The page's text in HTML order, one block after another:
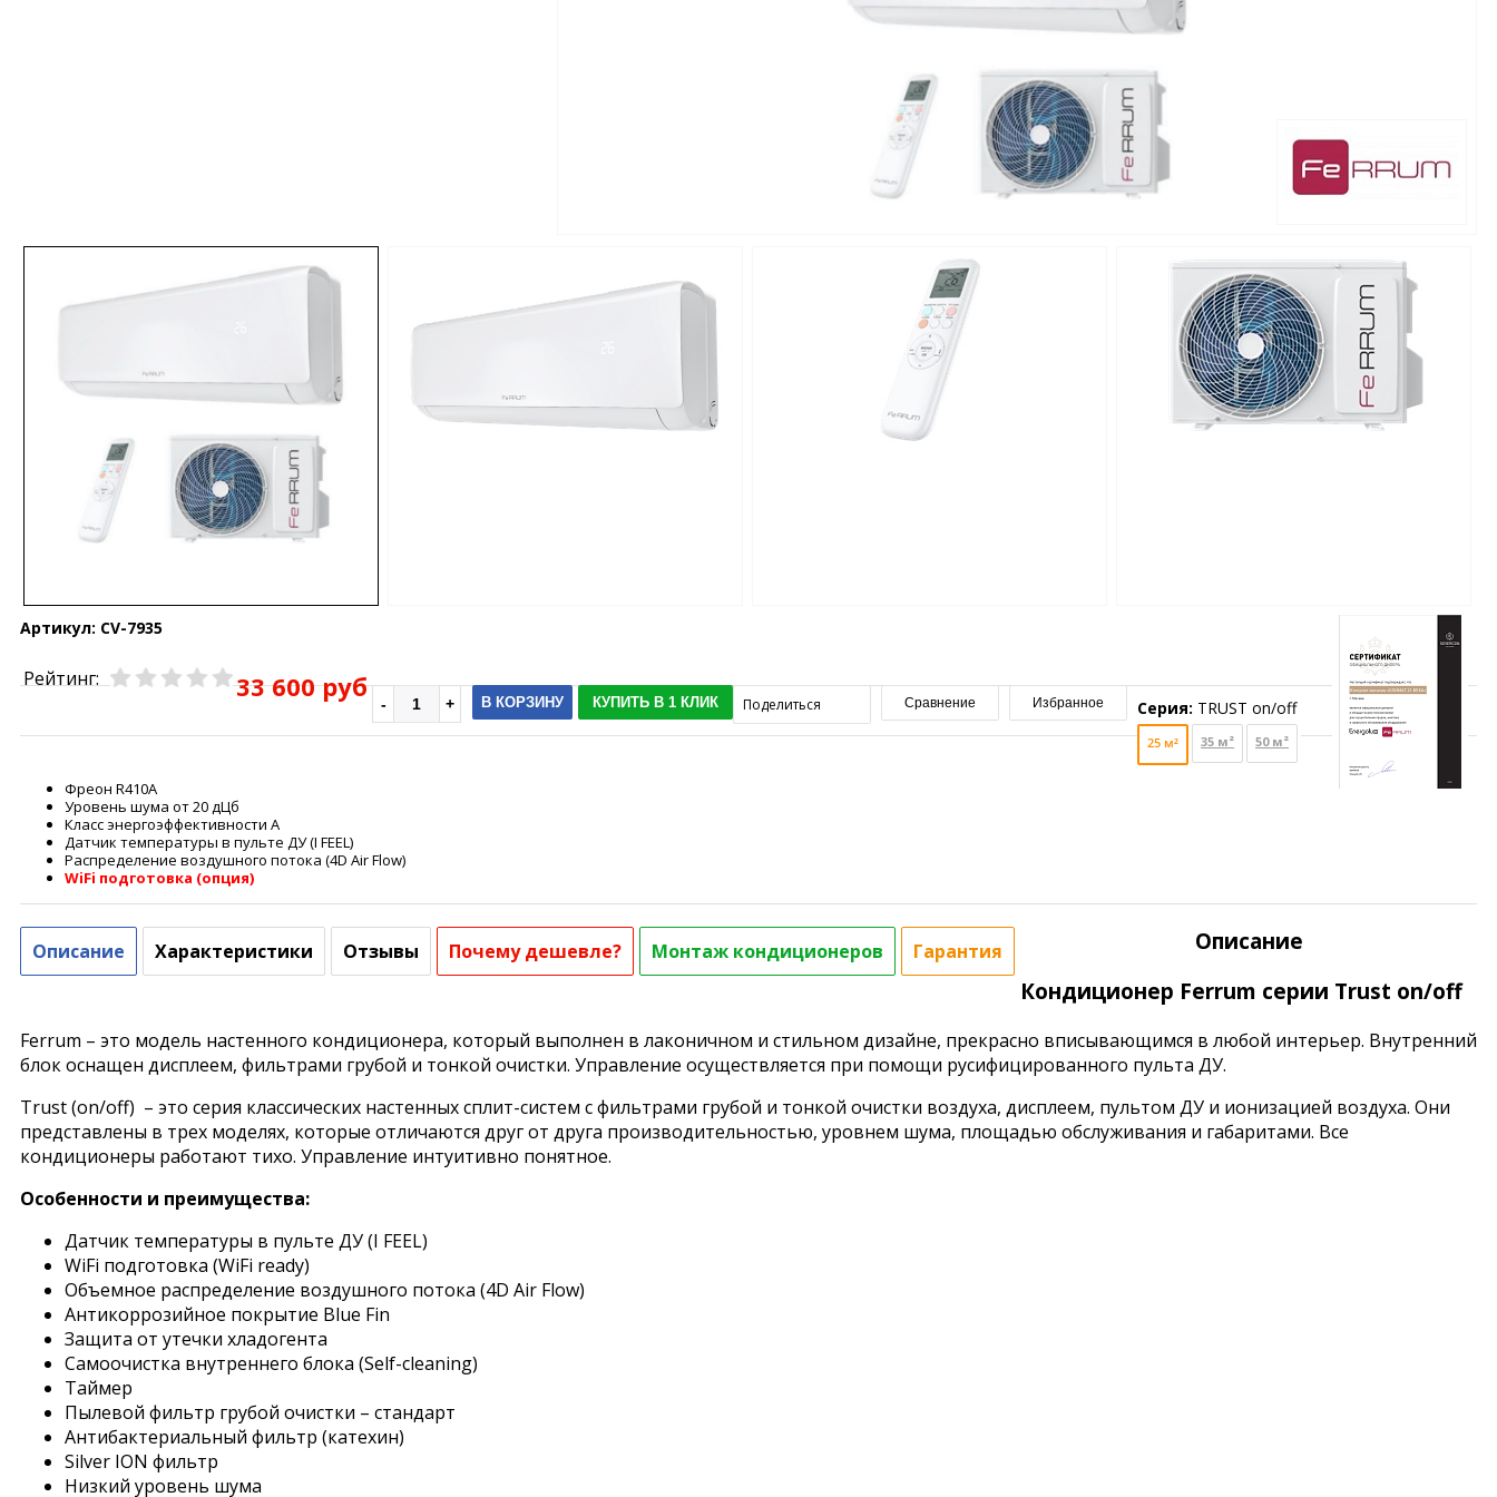
Артикул: CV-7935
Рейтинг: 33 600 руб В КОРЗИНУ КУПИТЬ В 1 КЛИК Поделиться Сравнение Избранное Серия: TRUST on/off
25 м² 35 м² 50 м²
Фреон R410A
Уровень шума от 20 дЦб
Класс энергоэффективности А
Датчик температуры в пульте ДУ (I FEEL)
Распределение воздушного потока (4D Air Flow)
WiFi подготовка (опция)
Описание Характеристики Отзывы Почему дешевле? Монтаж кондиционеров Гарантия Описание
Кондиционер Ferrum серии Trust on/off
Ferrum – это модель настенного кондиционера, который выполнен в лаконичном и стильном дизайне, прекрасно вписывающимся в любой интерьер. Внутренний
блок оснащен дисплеем, фильтрами грубой и тонкой очистки. Управление осуществляется при помощи русифицированного пульта ДУ.
Trust (on/off) – это серия классических настенных сплит-систем с фильтрами грубой и тонкой очистки воздуха, дисплеем, пультом ДУ и ионизацией воздуха. Они
представлены в трех моделях, которые отличаются друг от друга производительностью, уровнем шума, площадью обслуживания и габаритами. Все
кондиционеры работают тихо. Управление интуитивно понятное.
Особенности и преимущества:
Датчик температуры в пульте ДУ (I FEEL)
WiFi подготовка (WiFi ready)
Объемное распределение воздушного потока (4D Air Flow)
Антикоррозийное покрытие Blue Fin
Защита от утечки хладогента
Самоочистка внутреннего блока (Self-cleaning)
Таймер
Пылевой фильтр грубой очистки – стандарт
Антибактериальный фильтр (катехин)
Silver ION фильтр
Низкий уровень шума